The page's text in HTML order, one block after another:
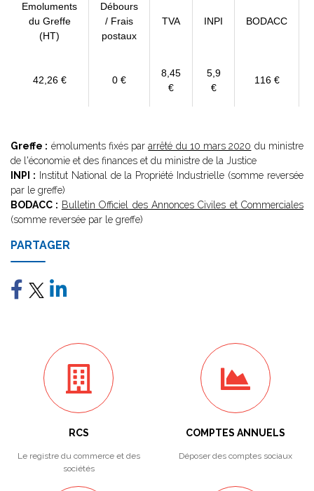
Emoluments
du Greffe
(HT)
Débours
/ Frais
postaux
TVA INPI BODACC
42,26 € 0 €
8,45
€
5,9
€
116 €
Greffe : émoluments fixés pararrêté du 10 mars 2020 du ministre
de l'économie et des finances et du ministre de la Justice
INPI : Institut National de la Propriété Industrielle (somme reversée
par le greffe)
BODACC : Bulletin Officiel des Annonces Civiles et Commerciales
(somme reversée par le greffe)
PARTAGER
RCS
Le registre du commerce et des
sociétés
COMPTES ANNUELS
Déposer des comptes sociaux